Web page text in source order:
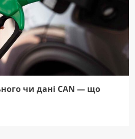
чи дані CAN — що